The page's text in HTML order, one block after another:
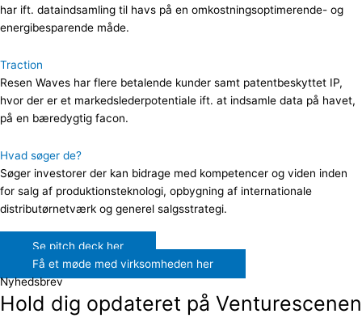
har ift. dataindsamling til havs på en omkostningsoptimerende- og
energibesparende måde.
Traction
Resen Waves har flere betalende kunder samt patentbeskyttet IP,
hvor der er et markedslederpotentiale ift. at indsamle data på havet,
på en bæredygtig facon.
Hvad søger de?
Søger investorer der kan bidrage med kompetencer og viden inden
for salg af produktionsteknologi, opbygning af internationale
distributørnetværk og generel salgsstrategi.
Se pitch deck her
Få et møde med virksomheden her
Nyhedsbrev
Hold dig opdateret på Venturescenen